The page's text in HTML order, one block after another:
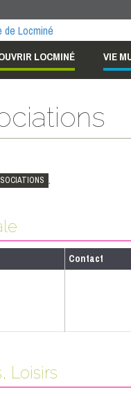
LOCMINÉ VIE
.
Contact
Loisirs